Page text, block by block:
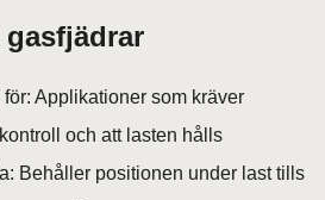
gasfjädrar
för: Applikationer som kräver
och att lasten hålls
Behåller positionen under last tills